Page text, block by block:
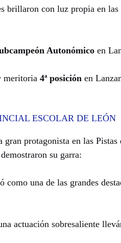
brillaron con luz propia en
Autonómico en
meritoria 4ª posición en
ESCOLAR DE LEÓN
protagonista en las
su garra:
como una de las grandes
actuación sobresaliente